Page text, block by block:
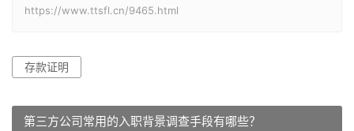
https://www.ttsfl.cn/9465.html
存款证明
第三方公司常用的入职背景调查手段有哪些？